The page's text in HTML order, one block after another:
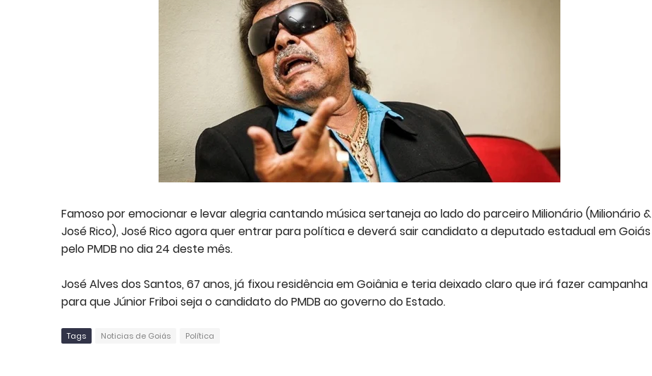
Famoso por emocionar e levar alegria cantando música sertaneja ao lado do parceiro Milionário (Milionário &
José Rico), José Rico agora quer entrar para política e deverá sair candidato a deputado estadual em Goiás
pelo PMDB no dia 24 deste mês.
José Alves dos Santos, 67 anos, já fixou residência em Goiânia e teria deixado claro que irá fazer campanha
para que Júnior Friboi seja o candidato do PMDB ao governo do Estado.
Tags Noticias de Goiás Política